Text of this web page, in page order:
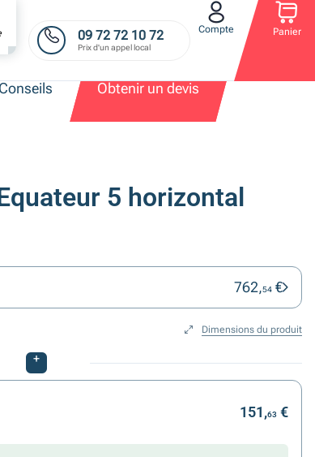
09 72 72 10 72
Prix d'un appel local
Compte Panier
Conseils Obtenir un devis
5 horizontal
762,54 €
Dimensions du produit
+
151,63 €